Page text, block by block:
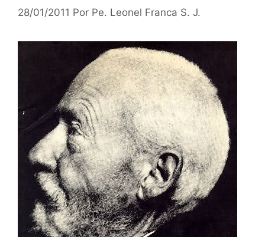
28/01/2011 Por Pe. Leonel Franca S. J.